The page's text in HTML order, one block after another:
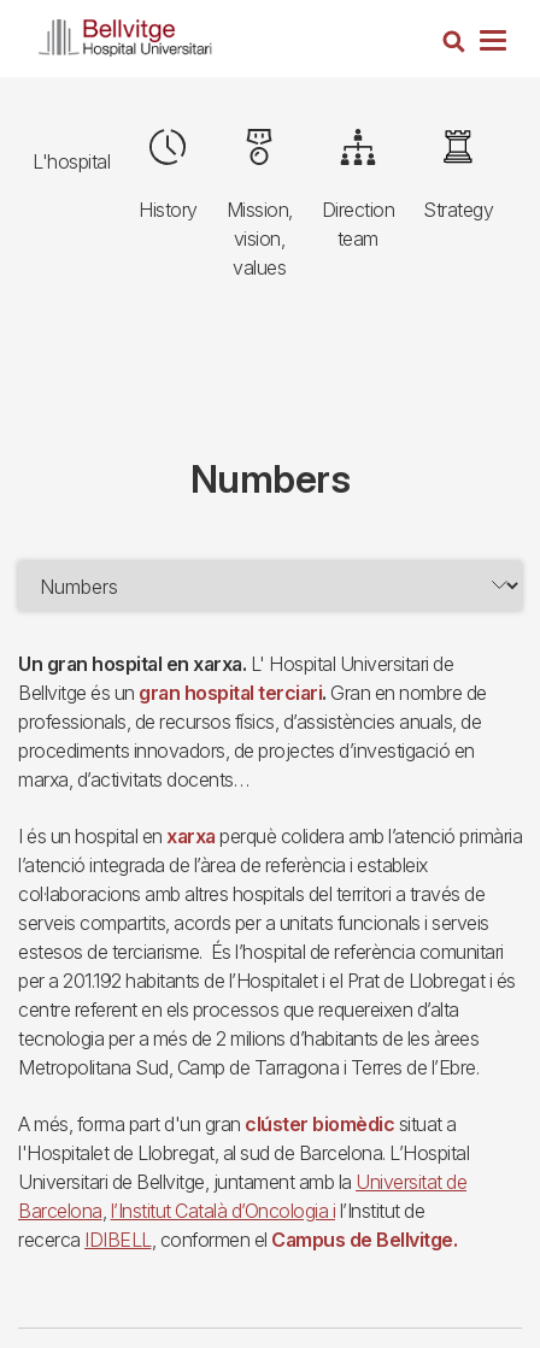
Search
Navegació
principal
L'hospital
History
Image
Mission,
vision,
values
Image
Direction
team
Image
Strategy
Image
Numbers
Un gran hospital en xarxa. L' Hospital Universitari de
Bellvitge és un gran hospital terciari. Gran en nombre de
professionals, de recursos físics, d’assistències anuals, de
procediments innovadors, de projectes d’investigació en
marxa, d’activitats docents…
I és un hospital en xarxa perquè colidera amb l’atenció primària
l’atenció integrada de l’àrea de referència i estableix
col·laboracions amb altres hospitals del territori a través de
serveis compartits, acords per a unitats funcionals i serveis
estesos de terciarisme. És l’hospital de referència comunitari
per a 201.192 habitants de l’Hospitalet i el Prat de Llobregat i és
centre referent en els processos que requereixen d’alta
tecnologia per a més de 2 milions d’habitants de les àrees
Metropolitana Sud, Camp de Tarragona i Terres de l’Ebre.
A més, forma part d'un gran clúster biomèdic situat a
l'Hospitalet de Llobregat, al sud de Barcelona. L’Hospital
Universitari de Bellvitge, juntament amb la Universitat de
Barcelona, l’Institut Català d’Oncologia i l’Institut de
recerca IDIBELL, conformen el Campus de Bellvitge.